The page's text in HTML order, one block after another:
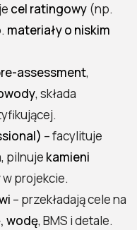
cel ratingowy (np.
materiały o niskim
assessment,
, składa
– facylituje
pilnuje kamieni
projekcie.
– przekładają cele na
wodę, BMS i detale.